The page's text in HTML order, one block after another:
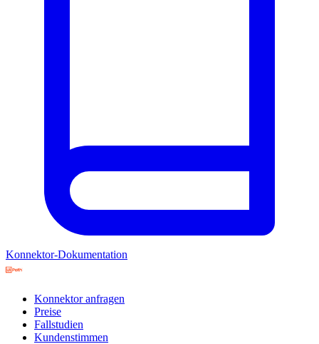
Konnektor-Dokumentation
Konnektor anfragen
Preise
Fallstudien
Kundenstimmen